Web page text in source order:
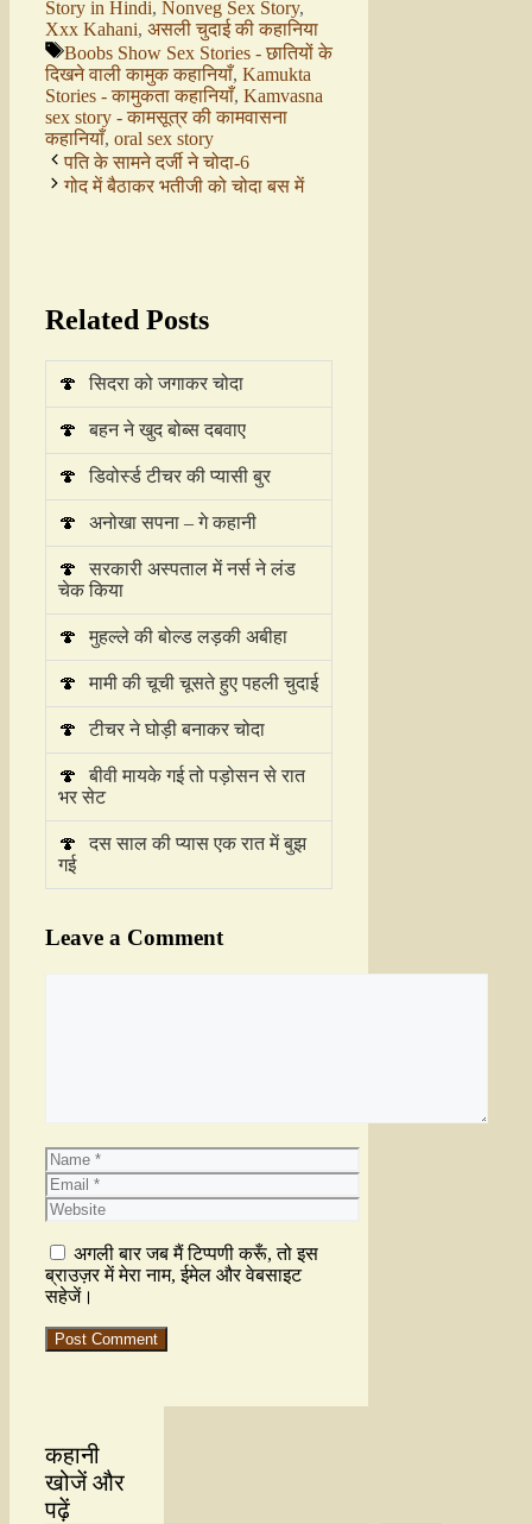
Story in Hindi, Nonveg Sex Story,
Xxx Kahani, असली चुदाई की कहानिया
Boobs Show Sex Stories - छातियों के
दिखने वाली कामुक कहानियाँ, Kamukta
Stories - कामुकता कहानियाँ, Kamvasna
sex story - कामसूत्र की कामवासना
कहानियाँ, oral sex story
पति के सामने दर्जी ने चोदा-6
गोद में बैठाकर भतीजी को चोदा बस में
Related Posts
🍄 सिदरा को जगाकर चोदा
🍄 बहन ने खुद बोब्स दबवाए
🍄 डिवोर्स्ड टीचर की प्यासी बुर
🍄 अनोखा सपना – गे कहानी
🍄
सरकारी अस्पताल में नर्स ने लंड
चेक किया
🍄 मुहल्ले की बोल्ड लड़की अबीहा
🍄 मामी की चूची चूसते हुए पहली चुदाई
🍄 टीचर ने घोड़ी बनाकर चोदा
🍄
बीवी मायके गई तो पड़ोसन से रात
भर सेट
🍄
दस साल की प्यास एक रात में बुझ
गई
Leave a Comment
अगली बार जब मैं टिप्पणी करूँ, तो इस
ब्राउज़र में मेरा नाम, ईमेल और वेबसाइट
सहेजें।
कहानी
खोजें और
पढ़ें